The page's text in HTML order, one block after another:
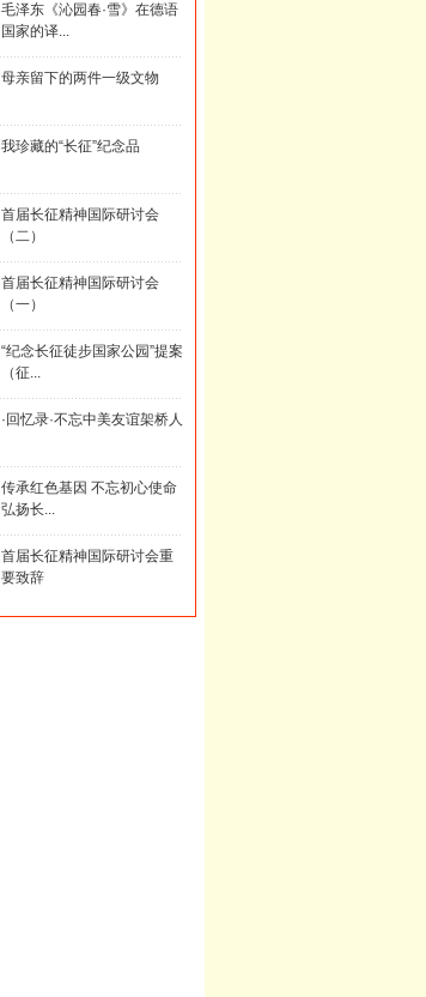
毛泽东《沁园春·雪》在德语
国家的译...
母亲留下的两件一级文物
我珍藏的“长征”纪念品
首届长征精神国际研讨会
（二）
首届长征精神国际研讨会
（一）
“纪念长征徒步国家公园”提案
（征...
·回忆录·不忘中美友谊架桥人
传承红色基因 不忘初心使命
弘扬长...
首届长征精神国际研讨会重
要致辞